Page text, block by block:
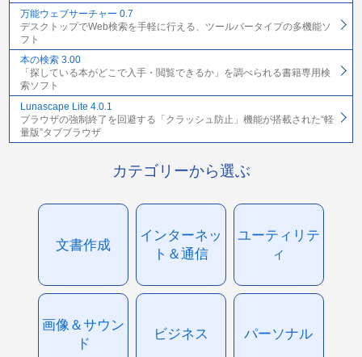
万能ウェブサーチャー 0.7
デスクトップでWeb検索を手軽に行える、ツールバータイプの多機能ソ
フト
本の検索 3.00
「探している本がどこで入手・閲覧できるか」を調べられる書籍専用検
索ソフト
Lunascape Lite 4.0.1
ブラウザの強制終了を回避する「クラッシュ防止」機能が搭載された“軽
量版”タブブラウザ
カテゴリーから選ぶ
文書作成
インターネッ
ト＆通信
ユーティリテ
ィ
画像＆サウン
ド
ビジネス パーソナル